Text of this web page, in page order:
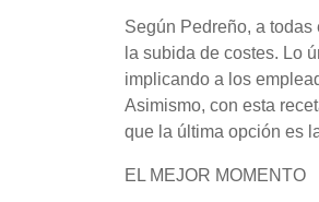
Según Pedreño, a
la subida de costes. Lo
implicando a los
Asimismo, con esta
que la última opción es
EL MEJOR MOMENTO